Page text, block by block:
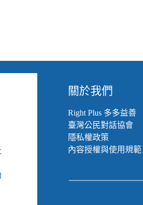
關於我們
Right Plus 多多益善
臺灣公民對話協會
隱私權政策
內容授權與使用規範